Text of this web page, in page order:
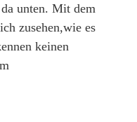
unten. Mit dem
zusehen,wie es
keinen